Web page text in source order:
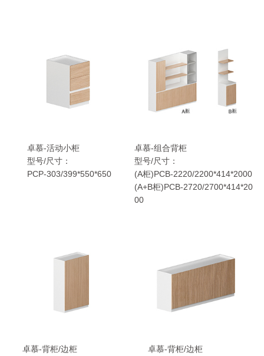
卓慕-活动小柜
型号/尺寸：
PCP-303/399*550*650
卓慕-组合背柜
型号/尺寸：
(A柜)PCB-2220/2200*414*2000
(A+B柜)PCB-2720/2700*414*20
00
卓慕-背柜/边柜
卓慕-背柜/边柜